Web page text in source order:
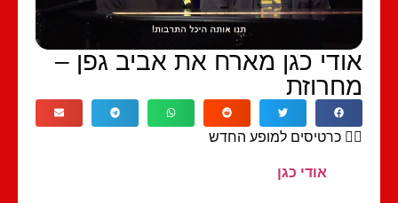
כגן מארח את אביב גפן –
כרטיסים למופע החדש
אודי כגן